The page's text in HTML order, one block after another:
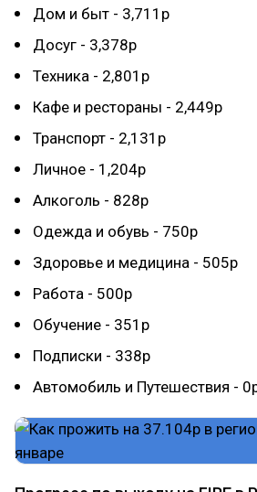
Дом и быт - 3,711р
Досуг - 3,378р
Техника - 2,801р
Кафе и рестораны - 2,449р
Транспорт - 2,131р
Личное - 1,204р
Алкоголь - 828р
Одежда и обувь - 750р
Здоровье и медицина - 505р
Работа - 500р
Обучение - 351р
Подписки - 338р
Автомобиль и Путешествия -